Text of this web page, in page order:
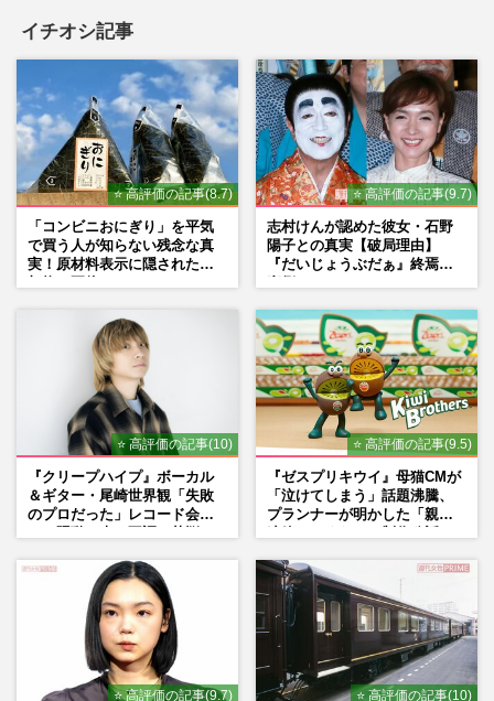
イチオシ記事
⭐ 高評価の記事(8.7)
「コンビニおにぎり」を平気
で買う人が知らない残念な真
実！原材料表示に隠された添
⭐ 高評価の記事(9.7)
志村けんが認めた彼女・石野
陽子との真実【破局理由】
『だいじょうぶだぁ』終焉の
⭐ 高評価の記事(10)
『クリープハイプ』ボーカル
＆ギター・尾崎世界観「失敗
のプロだった」レコード会社
⭐ 高評価の記事(9.5)
『ゼスプリキウイ』母猫CMが
「泣けてしまう」話題沸騰、
プランナーが明かした「親に
⭐ 高評価の記事(9.7) ⭐ 高評価の記事(10)